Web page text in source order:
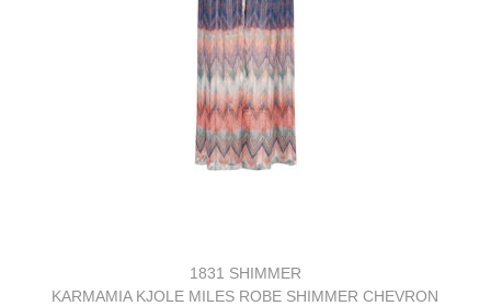
1831 SHIMMER
KARMAMIA KJOLE MILES ROBE SHIMMER CHEVRON